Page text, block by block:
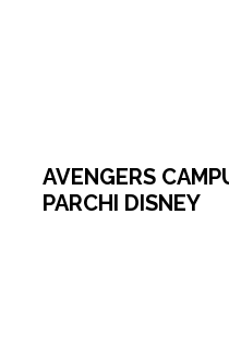
AVENGERS
PARCHI DISNEY